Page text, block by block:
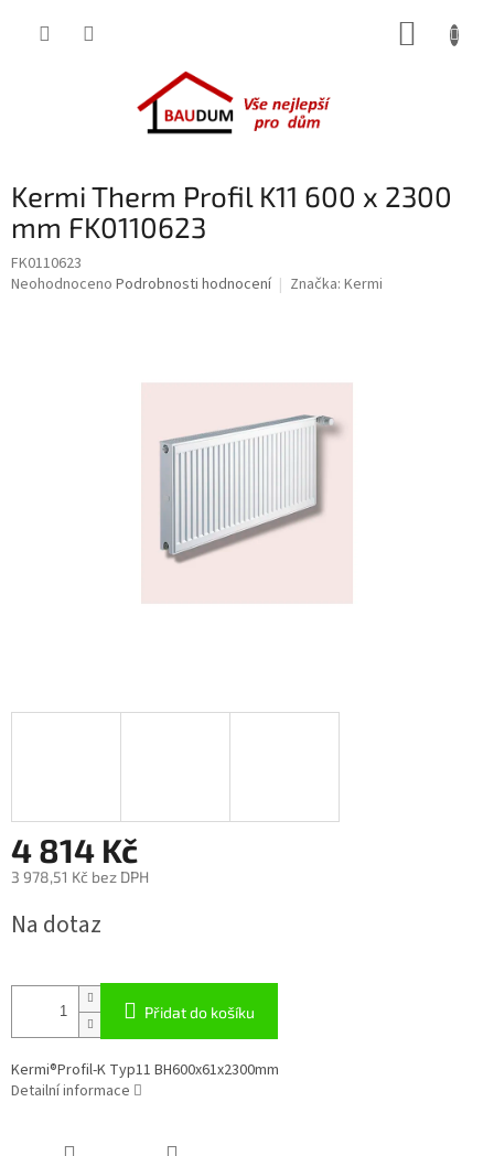
Kermi Therm Profil K11 600 x 2300
mm FK0110623
FK0110623
Průměrné
Neohodnoceno Podrobnosti hodnocení Značka: Kermi
4 814 Kč
3 978,51 Kč bez DPH
cena:
Na dotaz
Přidat do košíku
Kermi®Profil-K Typ11 BH600x61x2300mm
Detailní informace